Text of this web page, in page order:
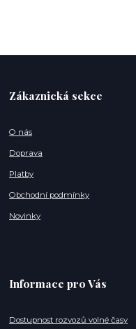
Zákaznická sekce
O nás
Doprava
Platby
Obchodní podmínky
Novinky
Informace pro Vás
Dostupnost rozvozů volné časy